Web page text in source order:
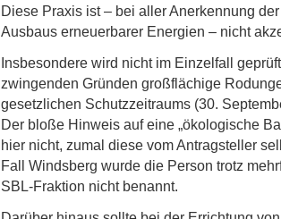
Diese Praxis ist – bei aller Anerkennung
Ausbaus erneuerbarer Energien – nicht
Insbesondere wird nicht im Einzelfall
zwingenden Gründen großflächige
gesetzlichen Schutzzeitraums (30.
Der bloße Hinweis auf eine „ökologische
hier nicht, zumal diese vom Antragsteller
Fall Windsberg wurde die Person trotz
SBL-Fraktion nicht benannt.